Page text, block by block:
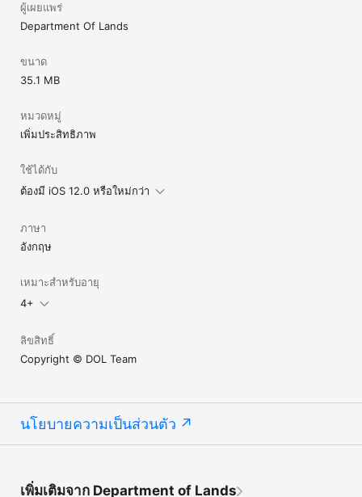
ผู้เผยแพร่
Department Of Lands
ขนาด
35.1 MB
หมวดหมู่
เพิ่มประสิทธิภาพ
ใช้ได้กับ
ต้องมี iOS 12.0 หรือใหม่กว่า
ภาษา
อังกฤษ
เหมาะสำหรับอายุ
4+
ลิขสิทธิ์
Copyright © DOL Team
นโยบายความเป็นส่วนตัว
เพิ่มเติมจาก Department of Lands